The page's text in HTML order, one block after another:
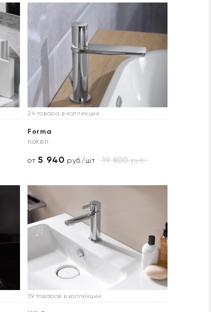
24 товара в коллекции
Forma
noken
от5 940 руб./шт 19 800руб.
39 товаров в коллекции